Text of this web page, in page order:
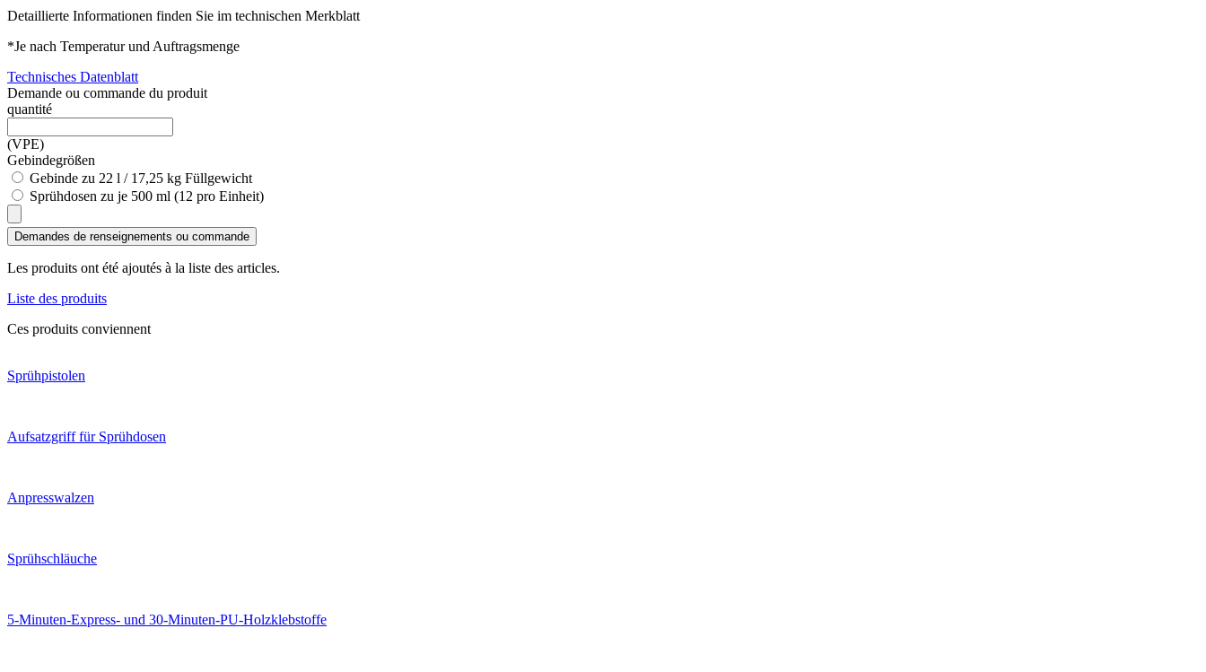
Detaillierte Informationen finden Sie im technischen Merkblatt
*Je nach Temperatur und Auftragsmenge
Technisches Datenblatt
Demande ou commande du produit
quantité
(VPE)
Gebindegrößen
Gebinde zu 22 l / 17,25 kg Füllgewicht
Sprühdosen zu je 500 ml (12 pro Einheit)
Demandes de renseignements ou commande
Les produits ont été ajoutés à la liste des articles.
Liste des produits
Ces produits conviennent
Sprühpistolen
Aufsatzgriff für Sprühdosen
Anpresswalzen
Sprühschläuche
5-Minuten-Express- und 30-Minuten-PU-Holzklebstoffe